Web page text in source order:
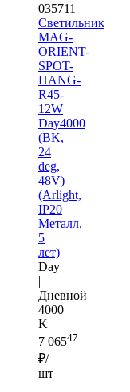
035711
Светильник
MAG-
ORIENT-
SPOT-
HANG-
R45-
12W
Day4000
(BK,
24
deg,
48V)
(Arlight,
IP20
Металл,
5
лет)
Day
|
Дневной
4000
K
7 06547
₽/
шт